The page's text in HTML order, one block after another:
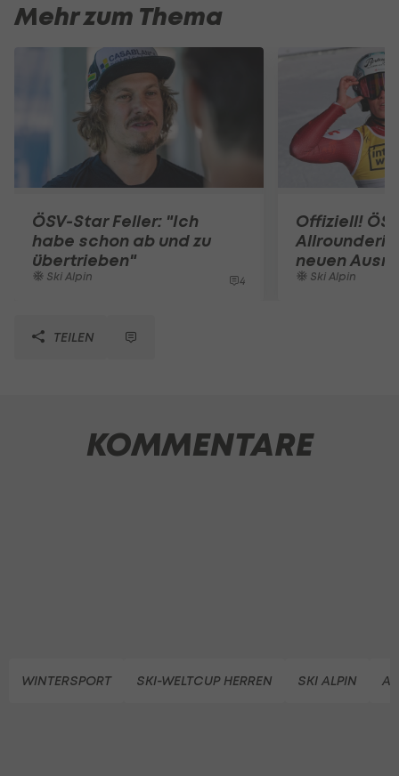
Mehr zum Thema
ÖSV-Star Feller: "Ich
habe schon ab und zu
übertrieben"
Ski Alpin 4
Offiziell!
neuen
Ski Alpin
TEILEN
KOMMENTARE
WINTERSPORT SKI-WELTCUP HERREN SKI ALPIN